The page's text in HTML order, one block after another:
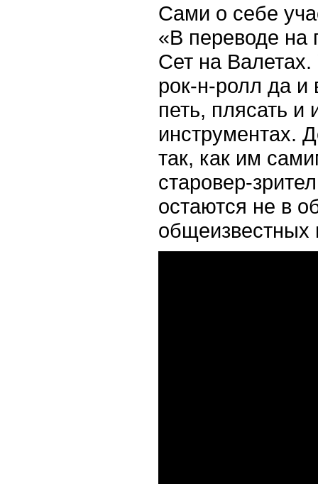
Сами о себе
«В переводе на
Сет на
рок-н-ролл да
петь, плясать и
инструментах.
так, как им
старовер-
остаются не в
общеизвестных